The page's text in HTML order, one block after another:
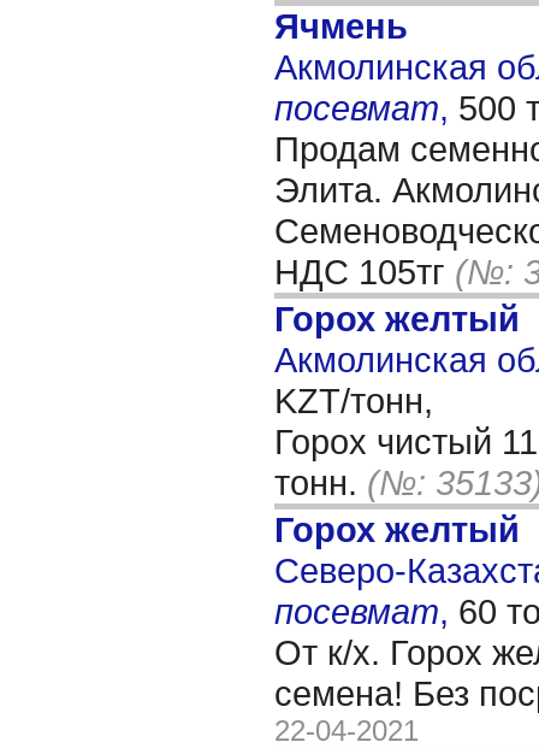
Ячмень
Акмолинская
посевмат, 500
Продам
Элита.
НДС 105тг (№:
Горох желтый
Акмолинская
KZT/тонн,
Горох чистый
тонн. (№:
Горох желтый
Северо-
посевмат, 60
От к/х. Горох
семена! Без
22-04-2021